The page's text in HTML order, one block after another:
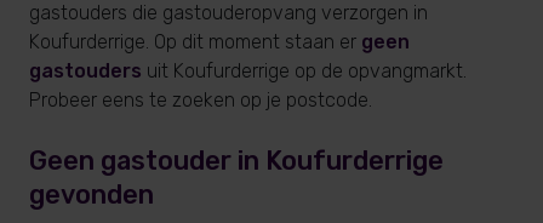
gastouders die gastouderopvang verzorgen in
Koufurderrige. Op dit moment staan er geen
gastouders uit Koufurderrige op de opvangmarkt.
Probeer eens te zoeken op je postcode.
Geen gastouder in Koufurderrige
gevonden